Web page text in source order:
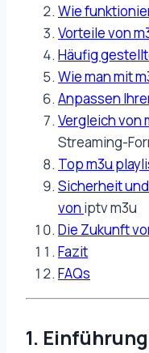
Wie
Vorteile von
Häufig
Wie man mit
Anpassen
Vergleich von
Streaming-
Top m3u
Sicherheit
von iptv m3u
Die Zukunft
Fazit
FAQs
1.